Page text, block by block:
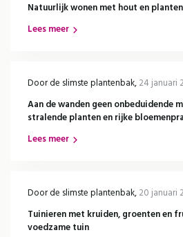
Direct 15% korting
Door op de button te klikken ga
Natuurlijk wonen met hout en
Lees meer
Doorde slimste plantenbak,24 januari
Aan de wanden geen onbeduidende
stralende planten en rijke
Lees meer
Doorde slimste plantenbak,20 januari
Tuinieren met kruiden, groenten en
voedzame tuin